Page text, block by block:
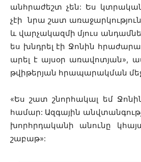
անհրաժեշտ չեն: Ես
չէի նրա շատ
և վարչակազմի մյուս
ես խնդրել էի Ջոնին
արել է այսօր առավոտյան»,
թվիթերյան հրապարակման
«Ես շատ շնորհակալ եմ
համար: Ազգային
խորհրդականի անունը
շաբաթ»: